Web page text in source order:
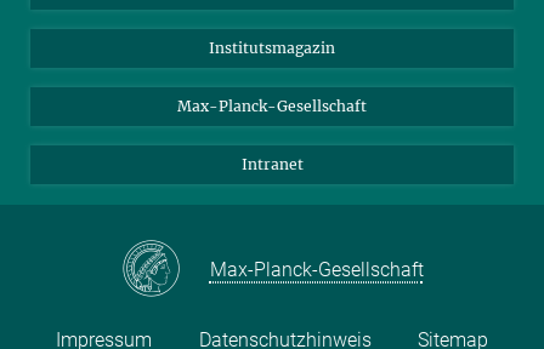
Schulen
Studierende
Facebook
YouTube
Institutsmagazin
Max-Planck-Gesellschaft
Intranet
Max-Planck-Gesellschaft
Impressum Datenschutzhinweis Sitemap